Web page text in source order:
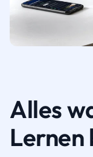
Alles
Lernen